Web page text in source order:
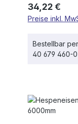
Regulärer
34,22 €
Preise inkl.
Bestellbar
40 679 460-0